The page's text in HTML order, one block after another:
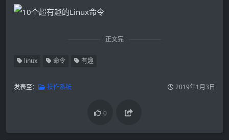
正文完
linux 命令 有趣
发表至： 操作系统 2019年1月3日
0